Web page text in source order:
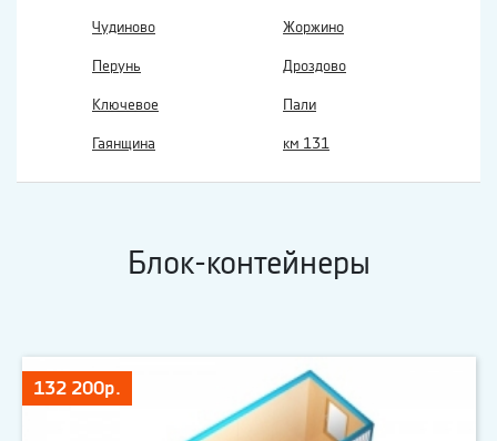
Чудиново Жоржино
Перунь Дроздово
Ключевое Пали
Гаянщина км 131
Блок-контейнеры
132 200р.